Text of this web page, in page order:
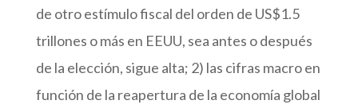
de otro estímulo fiscal del orden de US$1.5
trillones o más en EEUU, sea antes o después
de la elección, sigue alta; 2) las cifras macro en
función de la reapertura de la economía global